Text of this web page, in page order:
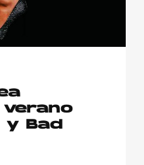
UMO agency. TODOS LOS
y Bad